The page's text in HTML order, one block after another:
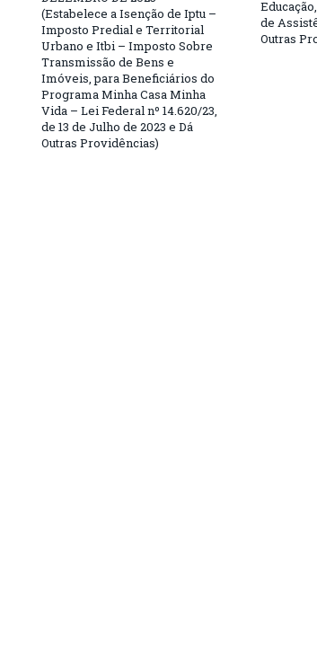
(Estabelece a Isenção de Iptu –
Imposto Predial e Territorial
Urbano e Itbi – Imposto Sobre
Transmissão de Bens e
Imóveis, para Beneficiários do
Programa Minha Casa Minha
Vida – Lei Federal nº 14.620/23,
de 13 de Julho de 2023 e Dá
Outras Providências)
de
Outras